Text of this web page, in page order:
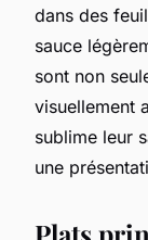
dans des
sauce
sont non
visuellement
sublime leur
une